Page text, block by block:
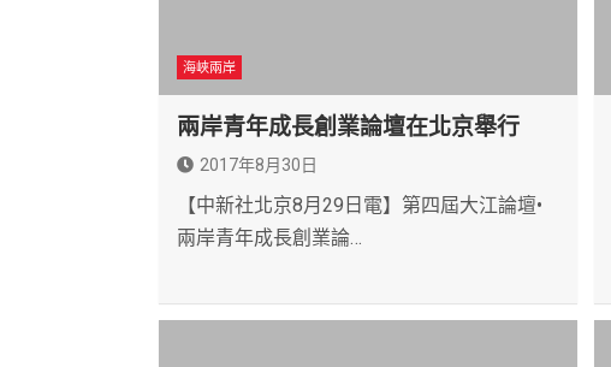
海峽兩岸
兩岸青年成長創業論壇在北京舉行
2017年8月30日
【中新社北京8月29日電】第四屆大江論壇•
兩岸青年成長創業論…